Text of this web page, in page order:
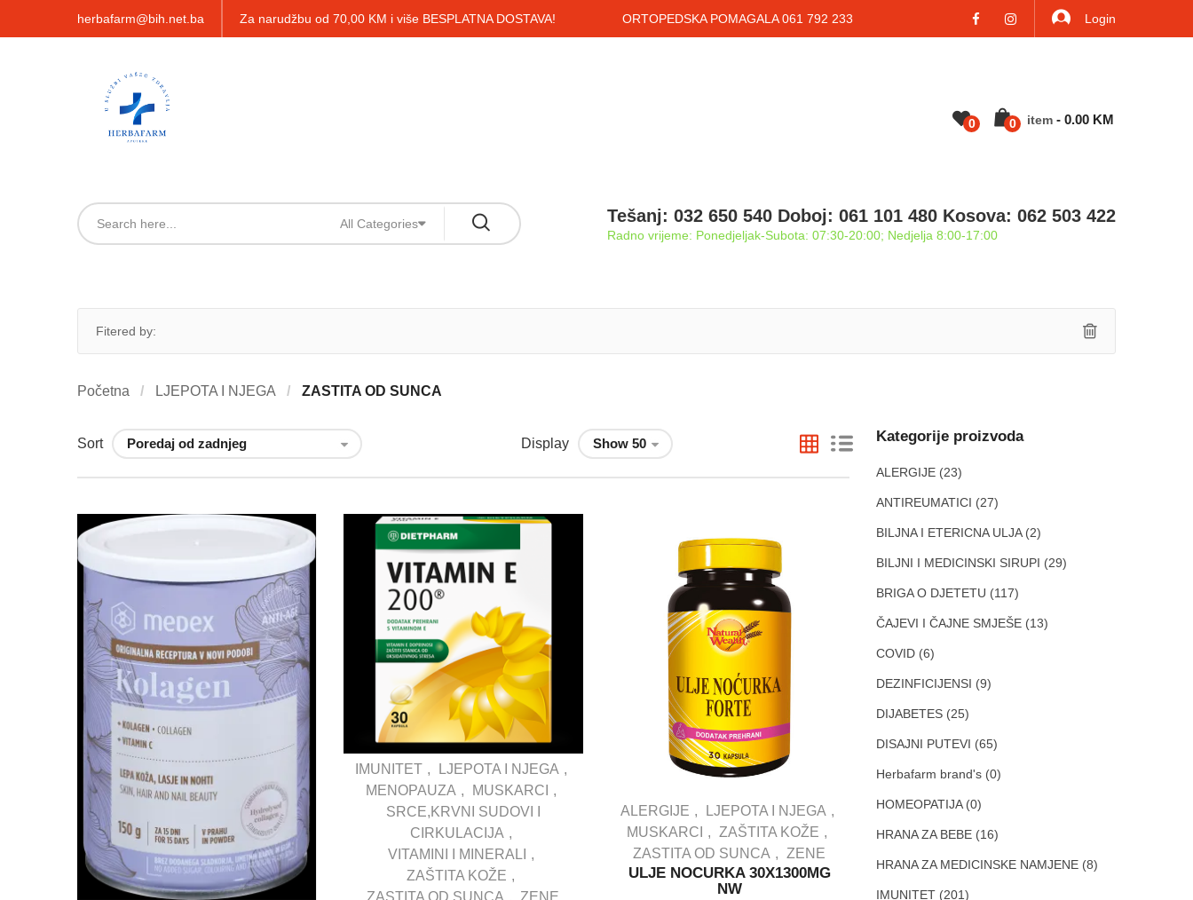
herbafarm@bih.net.ba Za narudžbu od 70,00 KM i više BESPLATNA DOSTAVA! ORTOPEDSKA POMAGALA 061 792 233 Login
0 0 Item - 0.00 KM
All Categories Tešanj: 032 650 540 Doboj: 061 101 480 Kosova: 062 503 422
Radno vrijeme: Ponedjeljak-Subota: 07:30-20:00; Nedjelja 8:00-17:00
Fitered by:
Početna LJEPOTA I NJEGA ZASTITA OD SUNCA
Sort Display
IN STOCK
IMUNITET
LJEPOTA I NJEGA
MENOPAUZA
MUSKARCI
SRCE,KRVNI SUDOVI I
CIRKULACIJA
VITAMINI I MINERALI
ZAŠTITA KOŽE
ZASTITA OD SUNCA
ZENE
IN STOCK
ALERGIJE
LJEPOTA I NJEGA
MUSKARCI
ZAŠTITA KOŽE
ZASTITA OD SUNCA
ZENE
ULJE NOCURKA 30X1300MG
NW
Kategorije proizvoda
ALERGIJE (23)
ANTIREUMATICI (27)
BILJNA I ETERICNA ULJA (2)
BILJNI I MEDICINSKI SIRUPI (29)
BRIGA O DJETETU (117)
ČAJEVI I ČAJNE SMJEŠE (13)
COVID (6)
DEZINFICIJENSI (9)
DIJABETES (25)
DISAJNI PUTEVI (65)
Herbafarm brand's (0)
HOMEOPATIJA (0)
HRANA ZA BEBE (16)
HRANA ZA MEDICINSKE NAMJENE (8)
IMUNITET (201)